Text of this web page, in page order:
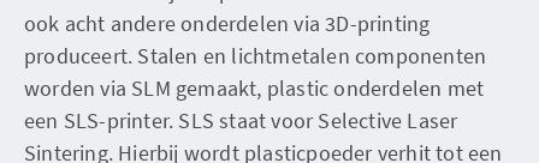
ook acht andere onderdelen via 3D-printing
produceert. Stalen en lichtmetalen componenten
worden via SLM gemaakt, plastic onderdelen met
een SLS-printer. SLS staat voor Selective Laser
Sintering. Hierbij wordt plasticpoeder verhit tot een